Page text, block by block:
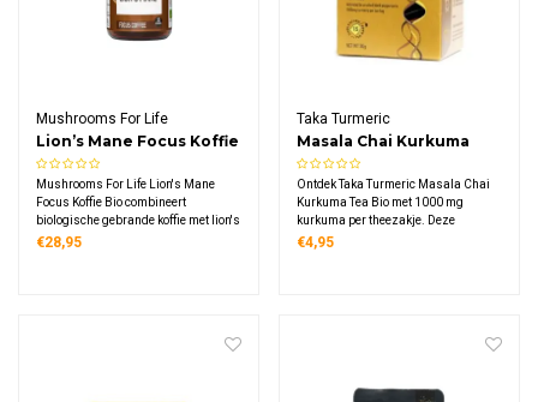
Mushrooms For Life
Lion’s Mane Focus Koffie
Bio
Mushrooms For Life Lion's Mane
Focus Koffie Bio combineert
biologische gebrande koffie met lion's
mane paddenstoel extract. Deze
€28,95
Taka Turmeric
Masala Chai Kurkuma
Tea Bio
Ontdek Taka Turmeric Masala Chai
Kurkuma Tea Bio met 1000 mg
kurkuma per theezakje. Deze
biologische chai combineert zwarte
€4,95